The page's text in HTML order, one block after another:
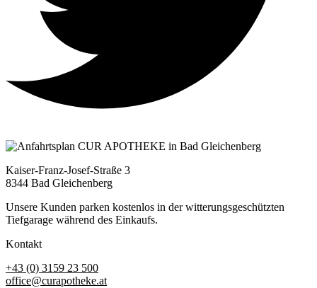
Kaiser-Franz-Josef-Straße 3
8344 Bad Gleichenberg
Unsere Kunden parken kostenlos in der witterungsgeschützten
Tiefgarage während des Einkaufs.
Kontakt
+43 (0) 3159 23 500
office@curapotheke.at